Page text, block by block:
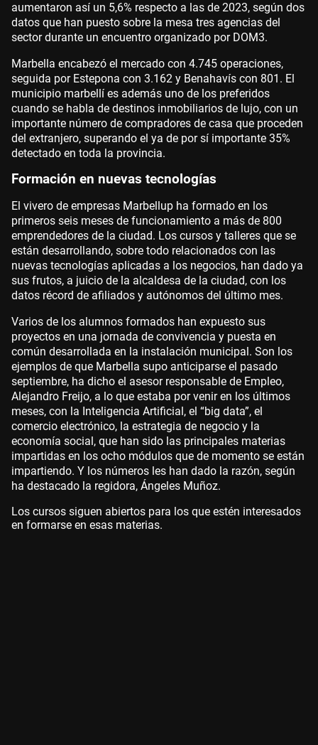
aumentaron así un 5,6% respecto a las de 2023, según dos
datos que han puesto sobre la mesa tres agencias del
sector durante un encuentro organizado por DOM3.
Marbella encabezó el mercado con 4.745 operaciones,
seguida por Estepona con 3.162 y Benahavís con 801. El
municipio marbellí es además uno de los preferidos
cuando se habla de destinos inmobiliarios de lujo, con un
importante número de compradores de casa que proceden
del extranjero, superando el ya de por sí importante 35%
detectado en toda la provincia.
Formación en nuevas tecnologías
El vivero de empresas Marbellup ha formado en los
primeros seis meses de funcionamiento a más de 800
emprendedores de la ciudad. Los cursos y talleres que se
están desarrollando, sobre todo relacionados con las
nuevas tecnologías aplicadas a los negocios, han dado ya
sus frutos, a juicio de la alcaldesa de la ciudad, con los
datos récord de afiliados y autónomos del último mes.
Varios de los alumnos formados han expuesto sus
proyectos en una jornada de convivencia y puesta en
común desarrollada en la instalación municipal. Son los
ejemplos de que Marbella supo anticiparse el pasado
septiembre, ha dicho el asesor responsable de Empleo,
Alejandro Freijo, a lo que estaba por venir en los últimos
meses, con la Inteligencia Artificial, el “big data”, el
comercio electrónico, la estrategia de negocio y la
economía social, que han sido las principales materias
impartidas en los ocho módulos que de momento se están
impartiendo. Y los números les han dado la razón, según
ha destacado la regidora, Ángeles Muñoz.
Los cursos siguen abiertos para los que estén interesados
en formarse en esas materias.